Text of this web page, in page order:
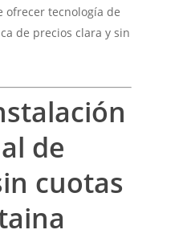
ofrecer tecnología de
de precios clara y sin
de
cuotas